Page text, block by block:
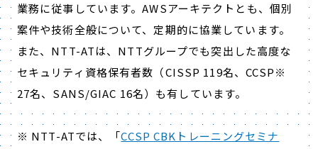
業務に従事しています。AWSアーキテクトとも、個別
案件や技術全般について、定期的に協業しています。
また、NTT-ATは、NTTグループでも突出した高度な
セキュリティ資格保有者数（CISSP 119名、CCSP※
27名、SANS/GIAC 16名）も有しています。
※ NTT-ATでは、「CCSP CBKトレーニングセミナ